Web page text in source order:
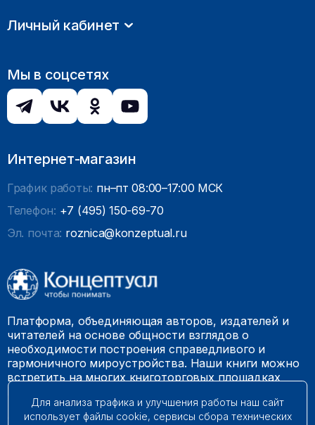
Личный кабинет
Мы в соцсетях
Интернет-магазин
График работы: пн–пт 08:00–17:00 МСК
Телефон: +7 (495) 150-69-70
Эл. почта: roznica@konzeptual.ru
Платформа, объединяющая авторов, издателей и
читателей на основе общности взглядов о
необходимости построения справедливого и
гармоничного мироустройства. Наши книги можно
встретить на многих книготорговых площадках
© 2009 – 2026. Все права защищены.
Для анализа трафика и улучшения работы наш сайт
использует файлы cookie, сервисы сбора технических